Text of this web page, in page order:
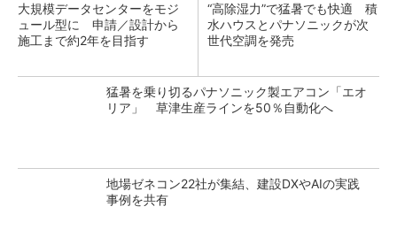
大規模データセンターをモジ
ュール型に 申請／設計から
施工まで約2年を目指す
“高除湿力”で猛暑でも快適 積
水ハウスとパナソニックが次
世代空調を発売
猛暑を乗り切るパナソニック製エアコン「エオ
リア」 草津生産ラインを50％自動化へ
地場ゼネコン22社が集結、建設DXやAIの実践
事例を共有